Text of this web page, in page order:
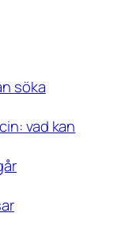
söka
vad kan